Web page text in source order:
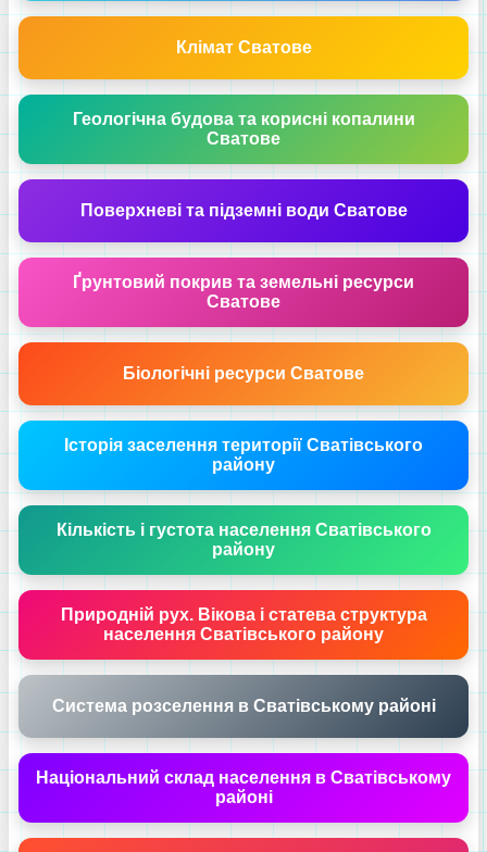
Клімат Сватове
Геологічна будова та корисні копалини
Сватове
Поверхневі та підземні води Сватове
Ґрунтовий покрив та земельні ресурси
Сватове
Біологічні ресурси Сватове
Історія заселення території Сватівського
району
Кількість і густота населення Сватівського
району
Природній рух. Вікова і статева структура
населення Сватівського району
Система розселення в Сватівському районі
Національний склад населення в Сватівському
районі